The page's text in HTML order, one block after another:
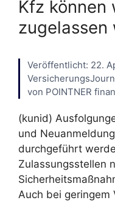
Kfz können
zugelassen
Veröffentlicht: 22.
von POINTNER
(kunid)
und
durchgeführt
Zulassungsstellen
Auch bei geringem